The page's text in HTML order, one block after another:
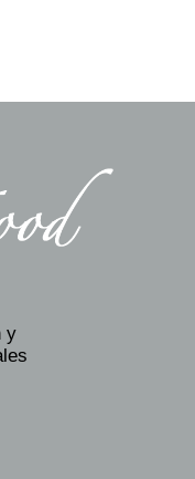
y